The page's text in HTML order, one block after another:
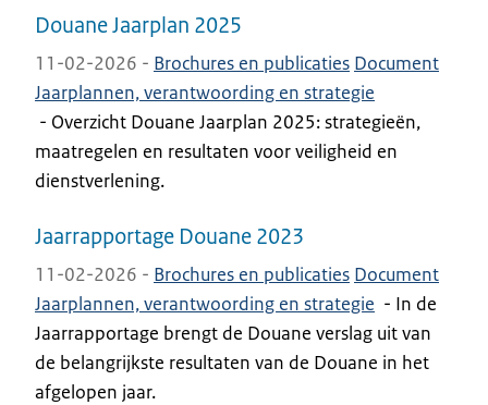
Douane Jaarplan 2025
11-02-2026 - Brochures en publicaties Document
Jaarplannen, verantwoording en strategie
- Overzicht Douane Jaarplan 2025: strategieën,
maatregelen en resultaten voor veiligheid en
dienstverlening.
Jaarrapportage Douane 2023
11-02-2026 - Brochures en publicaties Document
Jaarplannen, verantwoording en strategie - In de
Jaarrapportage brengt de Douane verslag uit van
de belangrijkste resultaten van de Douane in het
afgelopen jaar.